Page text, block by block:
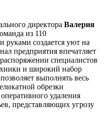
директора Валерия
из 110
создается уют на
предприятия впечатляет
специалистов
и широкий набор
выполнять весь
обрезки
удаления
представляющих угрозу